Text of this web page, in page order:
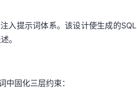
入提示词体系。该设计使生成的SQL
。
固化三层约束：